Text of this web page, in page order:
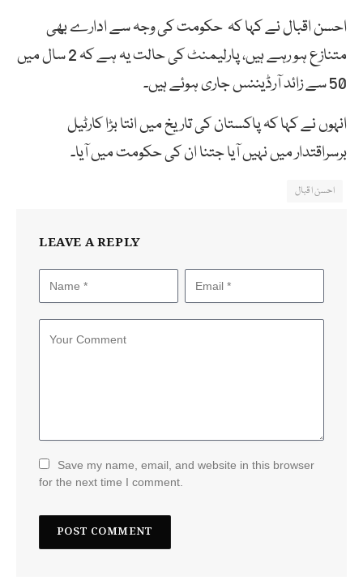
احسن اقبال نے کہا کہ حکومت کی وجہ سے ادارے بھی
متنازع ہو رہے ہیں، پارلیمنٹ کی حالت یہ ہے کہ 2 سال میں
50 سے زائد آرڈیننس جاری ہوئے ہیں۔
انہوں نے کہا کہ پاکستان کی تاریخ میں انتا بڑا کارٹیل
برسراقتدار میں نہیں آیا جتنا ان کی حکومت میں آیا۔
احسن اقبال
LEAVE A REPLY
Save my name, email, and website in this browser
for the next time I comment.